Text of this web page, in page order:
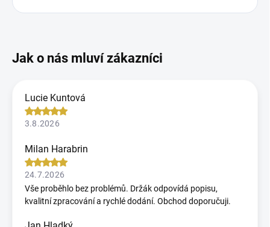
Lucie Kuntová
3.8.2026
Milan Harabrin
24.7.2026
Vše proběhlo bez problémů. Držák odpovídá popisu,
kvalitní zpracování a rychlé dodání. Obchod doporučuji.